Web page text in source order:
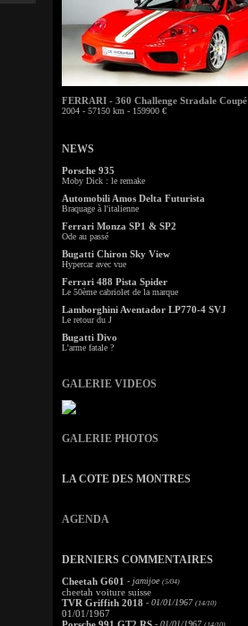
FERRARI - 360 Challenge Stradale Coupé
2004 - 57150 km - 159900 €
NEWS
Porsche 935
Moby Dick : le remake
Automobili Amos Delta Futurista
Braquage à l'italienne
Ferrari Monza SP1 & SP2
Ode au passé
Bugatti Chiron Sky View
Hypercar avec vue
Ferrari 488 Pista Spider
Le 50ème cabriolet de la marque
Lamborghini Aventador LP770-4 SVJ
Le retour du J
Bugatti Divo
L'arme fatale ?
GALERIE VIDEOS
GALERIE PHOTOS
LA COTE DES MONTRES
AGENDA
DERNIERS COMMENTAIRES
Cheetah G601 - jamijoe (5/04)
cheetah voiture suisse
TVR Griffith 2018 - 01/01/1967 (14/10)
01/01/1967
- 01/01/1967